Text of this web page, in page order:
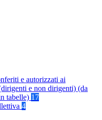
e autorizzati ai
e non dirigenti) (da
tabelle) 17
4